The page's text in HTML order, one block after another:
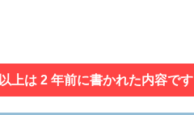
以上は 2 年前に書かれた内容です